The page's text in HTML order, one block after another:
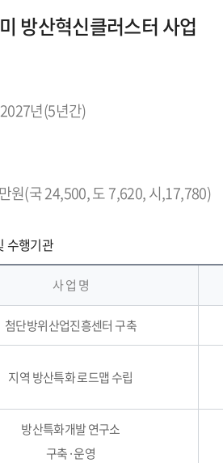
방산혁신클러스터 사업
년(5년간)
원(국 24,500, 도 7,620, 시,17,780)
수행기관
사 업 명
첨단방위산업진흥센터 구축
지역 방산특화 로드맵 수립
방산특화개발 연구소
구축·운영